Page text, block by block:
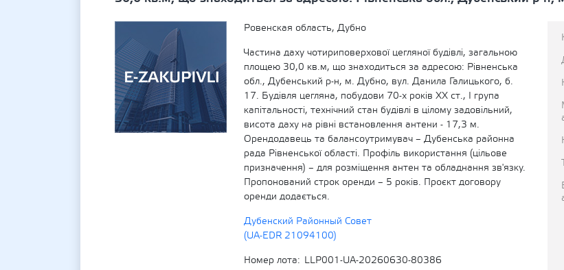
Ровенская область, Дубно
Частина даху чотириповерхової цегляної будівлі, загальною
площею 30,0 кв.м, що знаходиться за адресою: Рівненська
обл., Дубенський р-н, м. Дубно, вул. Данила Галицького, б.
17. Будівля цегляна, побудови 70-х років ХХ ст., І група
капітальності, технічний стан будівлі в цілому задовільний,
висота даху на рівні встановлення антени - 17,3 м.
Орендодавець та балансоутримувач – Дубенська районна
рада Рівненської області. Профіль використання (цільове
призначення) – для розміщення антен та обладнання зв'язку.
Пропонований строк оренди – 5 років. Проєкт договору
оренди додається.
Дубенский Районный Совет
(UA-EDR 21094100)
Номер лота
LLP001-UA-20260630-80386